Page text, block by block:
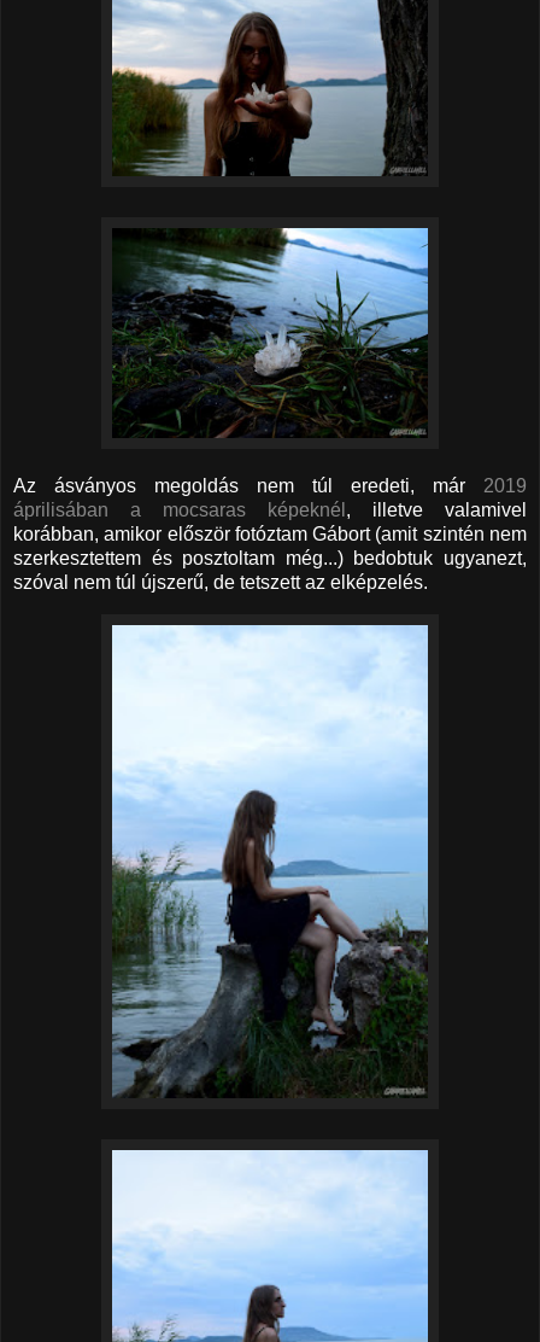
Az ásványos megoldás nem túl eredeti, már 2019
áprilisában a mocsaras képeknél , illetve valamivel
korábban, amikor először fotóztam Gábort (amit szintén nem
szerkesztettem és posztoltam még...) bedobtuk ugyanezt,
szóval nem túl újszerű, de tetszett az elképzelés.